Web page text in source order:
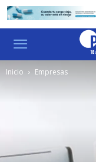
Inicio Empresas